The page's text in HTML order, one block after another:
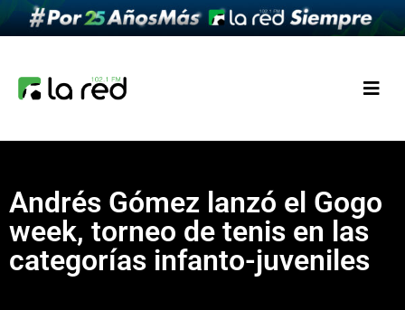
Andrés Gómez lanzó el Gogo
week, torneo de tenis en las
categorías infanto-juveniles